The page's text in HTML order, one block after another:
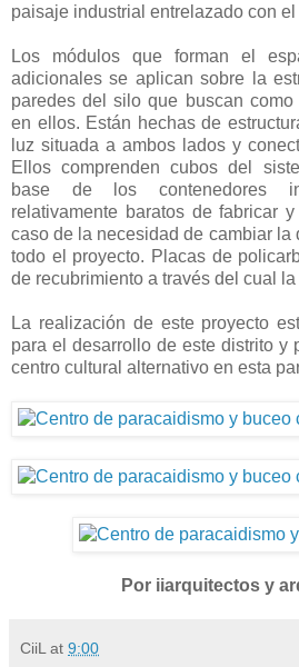
paisaje industrial entrelazado con
Los módulos que forman el
adicionales se aplican sobre la
paredes del silo que buscan
en ellos. Están hechas de
luz situada a ambos lados y
Ellos comprenden cubos del
base de los contenedores
relativamente baratos de fabricar
caso de la necesidad de cambiar
todo el proyecto. Placas de
de recubrimiento a través del cual
La realización de este proyecto
para el desarrollo de este distrito y
centro cultural alternativo en esta
Por iiarquitectos y
CiiL at 9:00